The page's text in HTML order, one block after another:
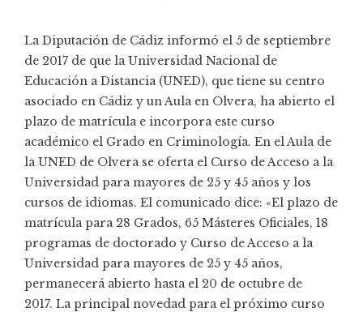
La Diputación de Cádiz informó el 5 de septiembre
de 2017 de que la Universidad Nacional de
Educación a Distancia (UNED), que tiene su centro
asociado en Cádiz y un Aula en Olvera, ha abierto el
plazo de matrícula e incorpora este curso
académico el Grado en Criminología. En el Aula de
la UNED de Olvera se oferta el Curso de Acceso a la
Universidad para mayores de 25 y 45 años y los
cursos de idiomas. El comunicado dice: «El plazo de
matrícula para 28 Grados, 65 Másteres Oficiales, 18
programas de doctorado y Curso de Acceso a la
Universidad para mayores de 25 y 45 años,
permanecerá abierto hasta el 20 de octubre de
2017. La principal novedad para el próximo curso